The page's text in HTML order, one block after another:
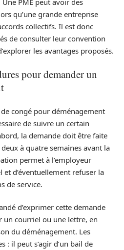
qu’une grande entreprise
collectifs. Il est donc
de consulter leur convention
les avantages proposés.
pour demander un
congé pour déménagement
de suivre un certain
la demande doit être faite
à quatre semaines avant la
permet à l’employeur
et d’éventuellement refuser la
de service.
d’exprimer cette demande
un courriel ou une lettre, en
du déménagement. Les
: il peut s’agir d’un bail de